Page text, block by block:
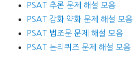
PSAT 추론 문제 해설 모음
PSAT 강화 약화 문제 해설 모음
PSAT 법조문 문제 해설 모음
PSAT 논리퀴즈 문제 해설 모음